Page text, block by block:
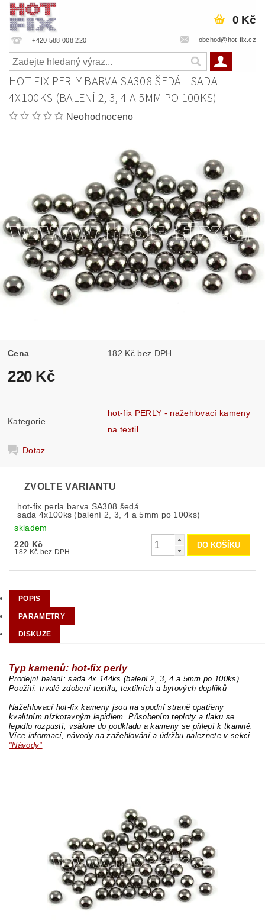
+420 588 008 220 obchod@hot-fix.cz
0 Kč
HOT-FIX PERLY BARVA SA308 ŠEDÁ - SADA
4X100KS (BALENÍ 2, 3, 4 A 5MM PO 100KS)
Neohodnoceno
Cena 182 Kč bez DPH
220 Kč
Kategorie
hot-fix PERLY - nažehlovací kameny
na textil
Dotaz
ZVOLTE VARIANTU
hot-fix perla barva SA308 šedá
sada 4x100ks (balení 2, 3, 4 a 5mm po 100ks)
skladem
220 Kč
182 Kč bez DPH
POPIS
PARAMETRY
DISKUZE
Typ kamenů: hot-fix perly
Prodejní balení: sada 4x 144ks (balení 2, 3, 4 a 5mm po 100ks)
Použití: trvalé zdobení textilu, textilních a bytových doplňků
Nažehlovací hot-fix kameny jsou na spodní straně opatřeny
kvalitním nízkotavným lepidlem. Působením teploty a tlaku se
lepidlo rozpustí, vsákne do podkladu a kameny se přilepí k tkanině.
Více informací, návody na zažehlování a údržbu naleznete v sekci
"Návody"